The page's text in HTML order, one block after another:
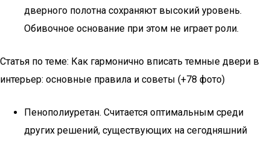
дверного полотна сохраняют высокий уровень.
Обивочное основание при этом не играет роли.
Статья по теме: Как гармонично вписать темные двери в
интерьер: основные правила и советы (+78 фото)
Пенополиуретан. Считается оптимальным среди
других решений, существующих на сегодняшний